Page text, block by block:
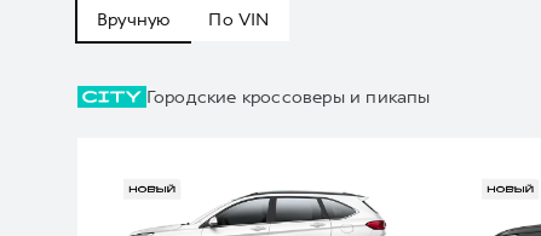
Вручную По VIN
Городские кроссоверы и пикапы